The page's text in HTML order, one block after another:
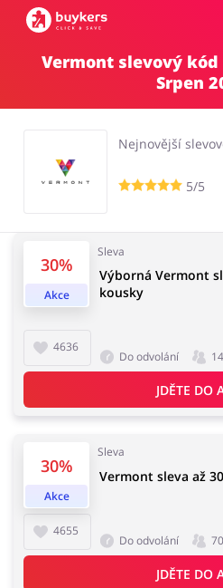
Kancelářské potřeby
Šperky a hodinky
Knihy, filmy, hry a hudba
Finance a pojištění
Obchody
Vermont slevový kód
Srpen
Nejnovější
5/5
30%
Akce
Sleva
4636
Výborná Vermont
kousky
Do odvolání
JDĚTE DO
30%
Akce
Sleva
4655
Vermont sleva až
Do odvolání 70
JDĚTE DO